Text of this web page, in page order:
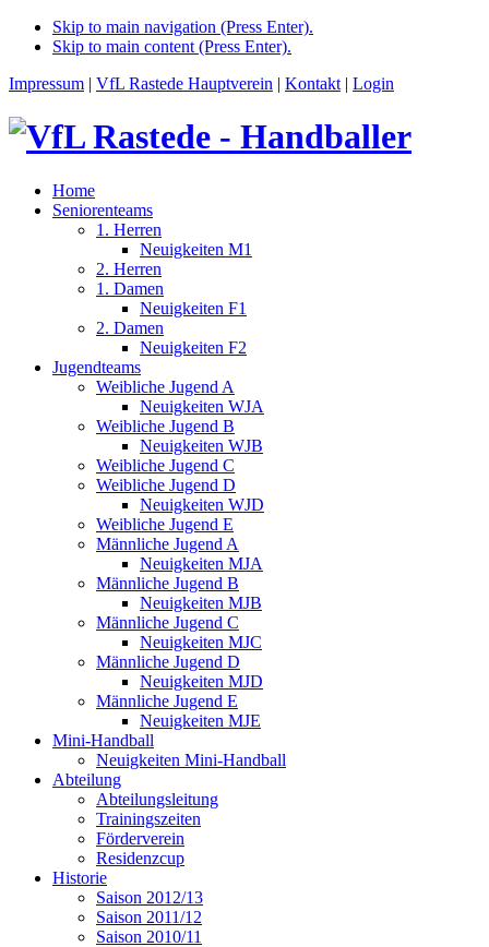
Skip to main navigation (Press Enter).
Skip to main content (Press Enter).
Impressum | VfL Rastede Hauptverein | Kontakt | Login
Home
Seniorenteams
1. Herren
Neuigkeiten M1
2. Herren
1. Damen
Neuigkeiten F1
2. Damen
Neuigkeiten F2
Jugendteams
Weibliche Jugend A
Neuigkeiten WJA
Weibliche Jugend B
Neuigkeiten WJB
Weibliche Jugend C
Weibliche Jugend D
Neuigkeiten WJD
Weibliche Jugend E
Männliche Jugend A
Neuigkeiten MJA
Männliche Jugend B
Neuigkeiten MJB
Männliche Jugend C
Neuigkeiten MJC
Männliche Jugend D
Neuigkeiten MJD
Männliche Jugend E
Neuigkeiten MJE
Mini-Handball
Neuigkeiten Mini-Handball
Abteilung
Abteilungsleitung
Trainingszeiten
Förderverein
Residenzcup
Historie
Saison 2012/13
Saison 2011/12
Saison 2010/11